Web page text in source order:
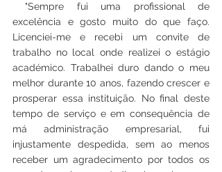
excelência e gosto muito do que faço.
Licenciei-me e recebi um convite de
trabalho no local onde realizei o estágio
académico. Trabalhei duro dando o meu
melhor durante 10 anos, fazendo crescer e
prosperar essa instituição. No final deste
tempo de serviço e em consequência de
má administração empresarial, fui
injustamente despedida, sem ao menos
receber um agradecimento por todos os